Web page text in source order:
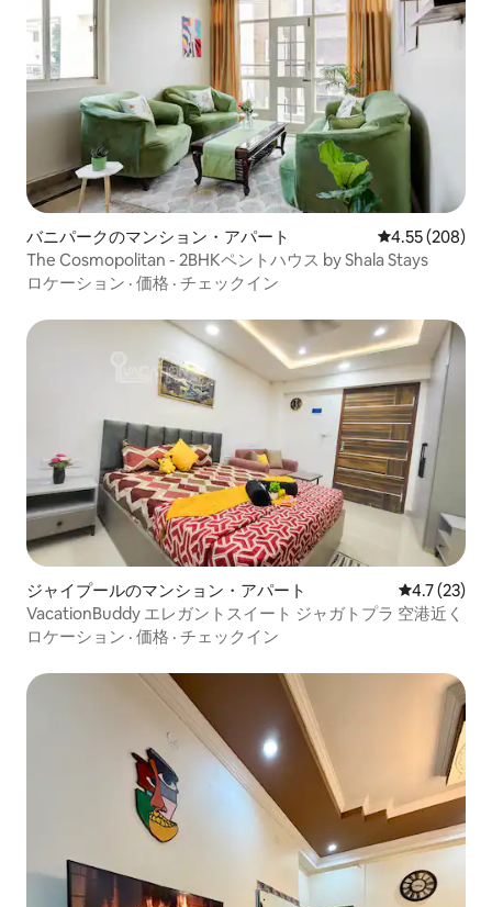
バニパークのマンション・アパート レビュー208
4.55 (208)
The Cosmopolitan - 2BHKペントハウス by Shala Stays
ロケーション · 価格 · チェックイン
ジャイプールのマンション・アパート レビュー23
4.7 (23)
VacationBuddy エレガントスイート ジャガトプラ 空港近く
ロケーション · 価格 · チェックイン